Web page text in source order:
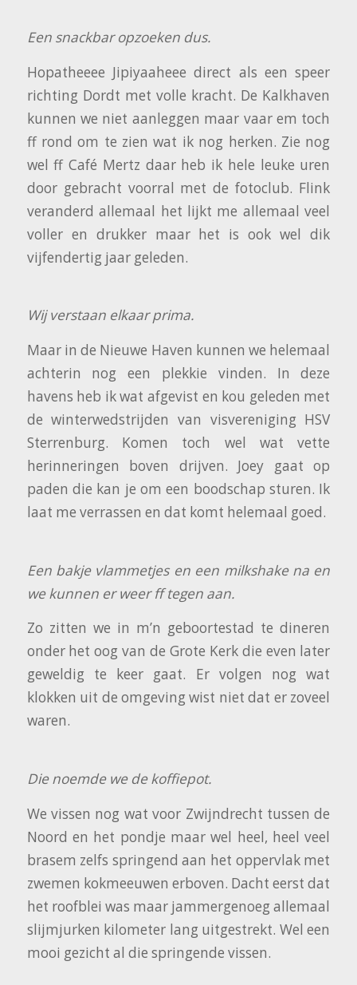
Een snackbar opzoeken dus.
Hopatheeee Jipiyaaheee direct als een speer
richting Dordt met volle kracht. De Kalkhaven
kunnen we niet aanleggen maar vaar em toch
ff rond om te zien wat ik nog herken. Zie nog
wel ff Café Mertz daar heb ik hele leuke uren
door gebracht voorral met de fotoclub. Flink
veranderd allemaal het lijkt me allemaal veel
voller en drukker maar het is ook wel dik
vijfendertig jaar geleden.
Wij verstaan elkaar prima.
Maar in de Nieuwe Haven kunnen we helemaal
achterin nog een plekkie vinden. In deze
havens heb ik wat afgevist en kou geleden met
de winterwedstrijden van visvereniging HSV
Sterrenburg. Komen toch wel wat vette
herinneringen boven drijven. Joey gaat op
paden die kan je om een boodschap sturen. Ik
laat me verrassen en dat komt helemaal goed.
Een bakje vlammetjes en een milkshake na en
we kunnen er weer ff tegen aan.
Zo zitten we in m’n geboortestad te dineren
onder het oog van de Grote Kerk die even later
geweldig te keer gaat. Er volgen nog wat
klokken uit de omgeving wist niet dat er zoveel
waren.
Die noemde we de koffiepot.
We vissen nog wat voor Zwijndrecht tussen de
Noord en het pondje maar wel heel, heel veel
brasem zelfs springend aan het oppervlak met
zwemen kokmeeuwen erboven. Dacht eerst dat
het roofblei was maar jammergenoeg allemaal
slijmjurken kilometer lang uitgestrekt. Wel een
mooi gezicht al die springende vissen.